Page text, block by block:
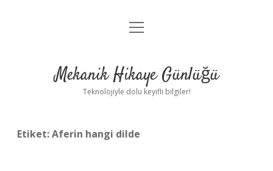
Anasayfa
Yasal Uyarı
menüyü
Mekanik Hikaye Günlüğü
Teknolojiyle dolu keyifli bilgiler!
Etiket:Aferin hangi dilde